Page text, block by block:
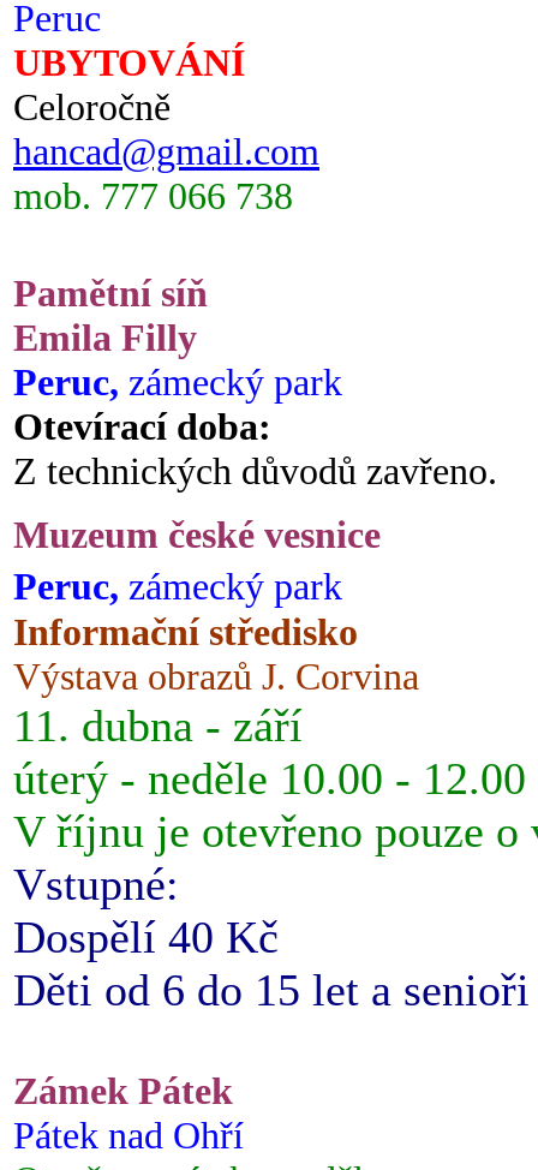
Peruc
UBYTOVÁNÍ
Celoročně
hancad@gmail.com
mob. 777 066 738
Pamětní síň
Emila Filly
Peruc, zámecký park
Otevírací doba:
Z technických důvodů zavřeno.
Muzeum české vesnice
Peruc, zámecký park
Informační středisko
Výstava obrazů J. Corvina
11. dubna - září
úterý - neděle 10.00 -
V říjnu je otevřeno pouze o
Vstupné:
Dospělí 40 Kč
Děti od 6 do 15 let a
Zámek Pátek
Pátek nad Ohří